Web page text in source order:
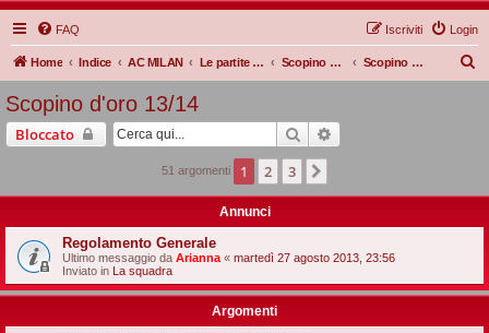
FAQ Login
Iscriviti
Home Indice AC MILAN Le partite Rossonere Scopino d'oro Scopino d'oro 13/14
Scopino d'oro 13/14
Bloccato Cerca
51 argomenti 1 2 3
Annunci
Regolamento Generale
Ultimo messaggio da Arianna « martedì 27 agosto 2013, 23:56
Inviato in La squadra
Argomenti